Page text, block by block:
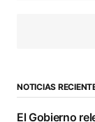
NOTICIAS
El Gobierno